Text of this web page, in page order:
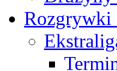
Rozgrywki